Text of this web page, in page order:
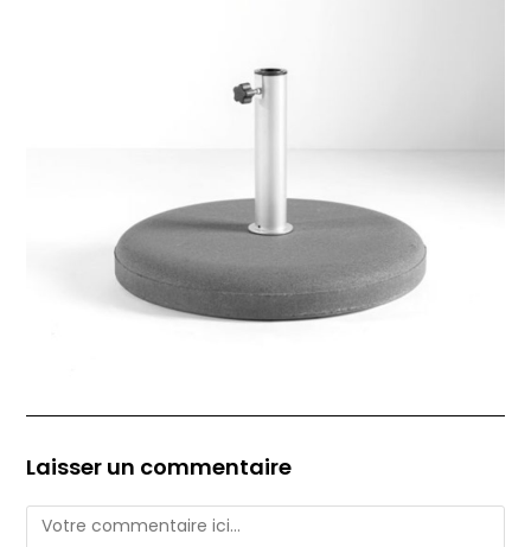
Laisser un commentaire
Comment